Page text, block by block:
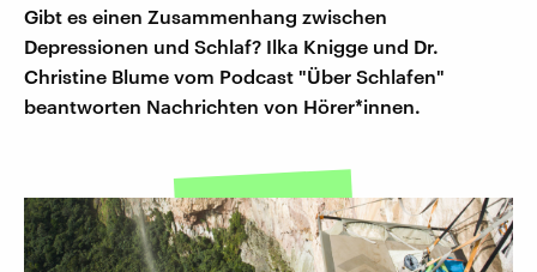
Gibt es einen Zusammenhang zwischen
Depressionen und Schlaf? Ilka Knigge und Dr.
Christine Blume vom Podcast "Über Schlafen"
beantworten Nachrichten von Hörer*innen.